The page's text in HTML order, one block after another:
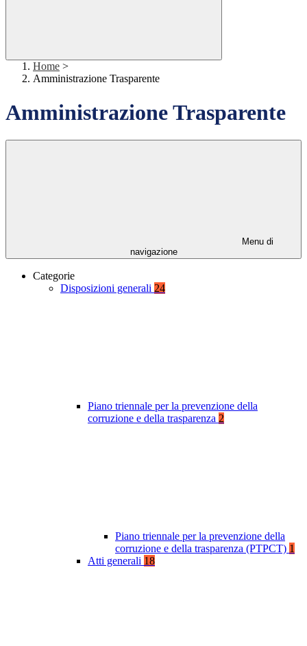
Home >
Amministrazione Trasparente
Amministrazione Trasparente
Menu di
navigazione
Categorie
Disposizioni generali 24
Piano triennale per la prevenzione della
corruzione e della trasparenza 2
Piano triennale per la prevenzione della
corruzione e della trasparenza (PTPCT) 1
Atti generali 18